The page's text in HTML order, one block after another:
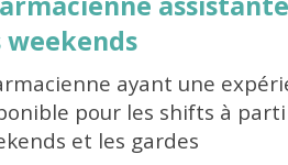
weekends
ayant une
pour les shifts à
et les gardes